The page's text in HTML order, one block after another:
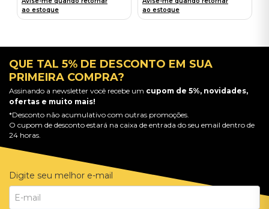
ao estoque
ao estoque
QUE TAL 5% DE DESCONTO EM SUA
PRIMEIRA COMPRA?
Assinando a newsletter você recebe um cupom de 5%, novidades,
ofertas e muito mais!
*Desconto não acumulativo com outras promoções.
O cupom de desconto estará na caixa de entrada do seu email dentro de
24 horas.
Digite seu melhor e-mail